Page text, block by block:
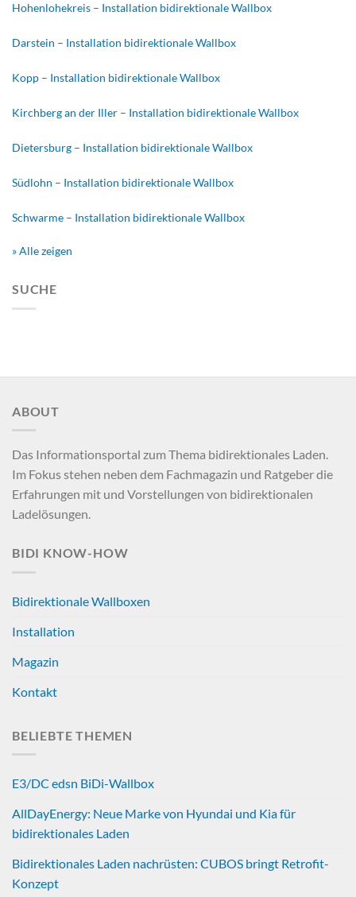
Hohenlohekreis – Installation bidirektionale Wallbox
Darstein – Installation bidirektionale Wallbox
Kopp – Installation bidirektionale Wallbox
Kirchberg an der Iller – Installation bidirektionale Wallbox
Dietersburg – Installation bidirektionale Wallbox
Südlohn – Installation bidirektionale Wallbox
Schwarme – Installation bidirektionale Wallbox
» Alle zeigen
SUCHE
ABOUT
Das Informationsportal zum Thema bidirektionales Laden.
Im Fokus stehen neben dem Fachmagazin und Ratgeber die
Erfahrungen mit und Vorstellungen von bidirektionalen
Ladelösungen.
BIDI KNOW-HOW
Bidirektionale Wallboxen
Installation
Magazin
Kontakt
BELIEBTE THEMEN
E3/DC edsn BiDi-Wallbox
AllDayEnergy: Neue Marke von Hyundai und Kia für
bidirektionales Laden
Bidirektionales Laden nachrüsten: CUBOS bringt Retrofit-
Konzept